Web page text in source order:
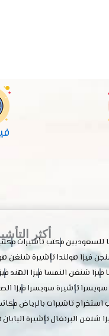
أكثر
للسعوديينمكتب تأشيرات
فيزا هولنداتاشيرة شنغن
فيزا شنغن النمسا فيزا الهند
سويسرا تاشيرة سويسرا فيزا
استخراج تاشيرات بالرياض
شنغن البرتغالتاشيرة اليابان